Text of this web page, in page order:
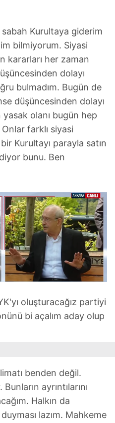
Kurultaya giderim
bilmiyorum. Siyasi
kararları her zaman
dolayı
bulmadım. Bugün de
düşüncesinden dolayı
yasak olanı bugün hep
farklı siyasi
Kurultayı parayla satın
bunu. Ben
oluşturacağız partiyi
bi açalım aday olup
benden değil.
ayrıntılarını
Halkın da
lazım. Mahkeme